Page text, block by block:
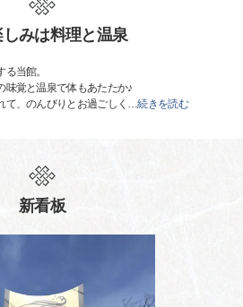
みは料理と温泉
当館。
味覚と温泉で体もあたたか♪
、のんびりとお過ごしく …続きを読む
新看板